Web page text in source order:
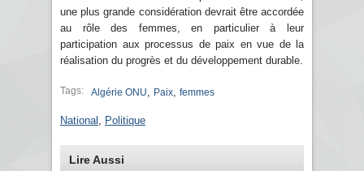
une plus grande considération devrait être accordée
au rôle des femmes, en particulier à leur
participation aux processus de paix en vue de la
réalisation du progrès et du développement durable.
Tags: Algérie ONU Paix femmes
National Politique
Lire Aussi